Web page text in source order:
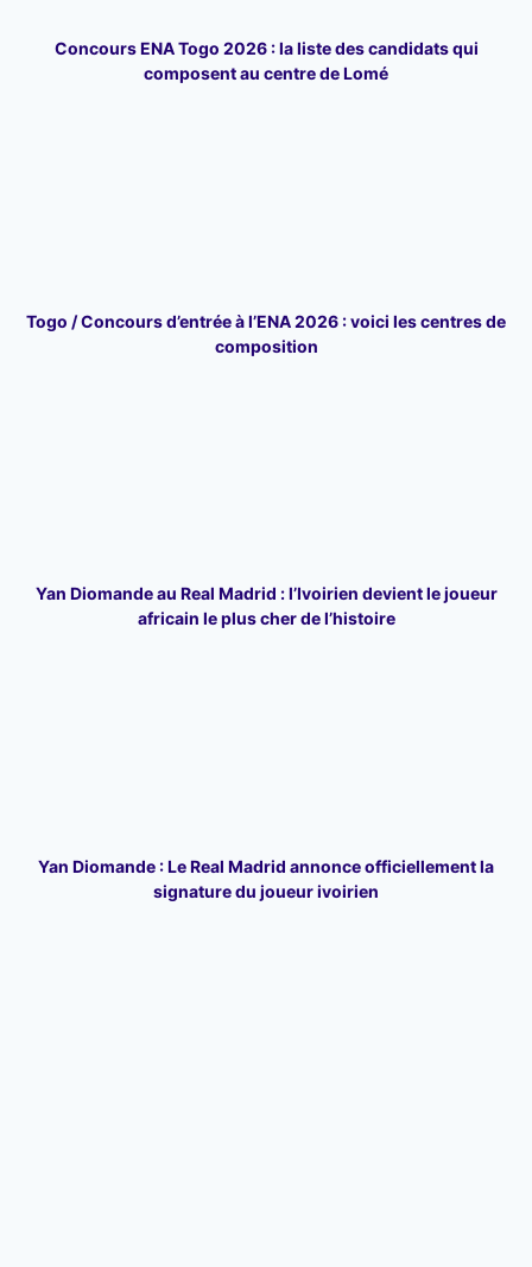
Concours ENA Togo 2026 : la liste des candidats qui
composent au centre de Lomé
Togo / Concours d’entrée à l’ENA 2026 : voici les centres de
composition
Yan Diomande au Real Madrid : l’Ivoirien devient le joueur
africain le plus cher de l’histoire
Yan Diomande : Le Real Madrid annonce officiellement la
signature du joueur ivoirien